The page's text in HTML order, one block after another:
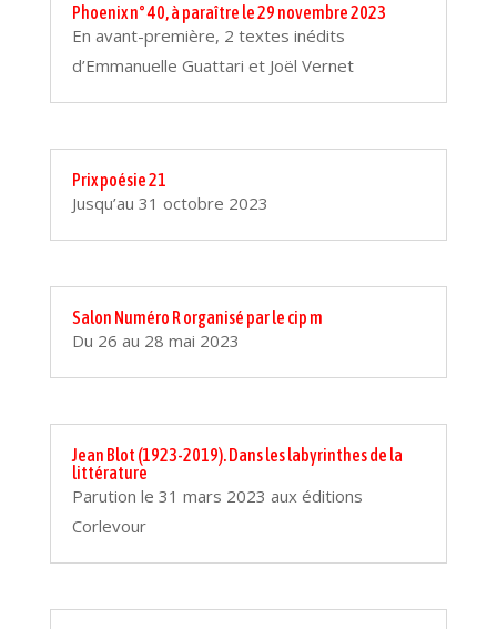
Phoenix n° 40, à paraître le 29 novembre 2023
En avant-première, 2 textes inédits
d’Emmanuelle Guattari et Joël Vernet
Prix poésie 21
Jusqu’au 31 octobre 2023
Salon Numéro R organisé par le cip m
Du 26 au 28 mai 2023
Jean Blot (1923-2019). Dans les labyrinthes de la
littérature
Parution le 31 mars 2023 aux éditions
Corlevour